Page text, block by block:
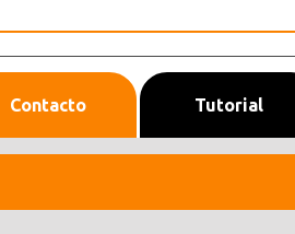
Contacto Tutorial